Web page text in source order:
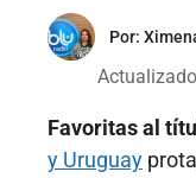
Por:
Favoritas al
y Uruguay